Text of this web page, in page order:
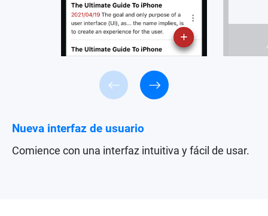
Nueva interfaz de usuario
Comience con una interfaz intuitiva y fácil de usar.